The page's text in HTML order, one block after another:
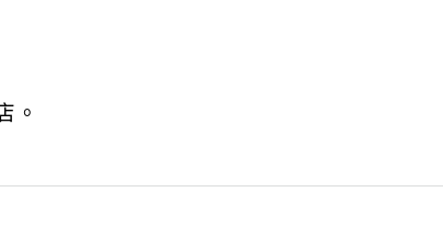
舒舒服服享受溫暖泡湯以外，炎炎夏日也是不錯的選擇
。